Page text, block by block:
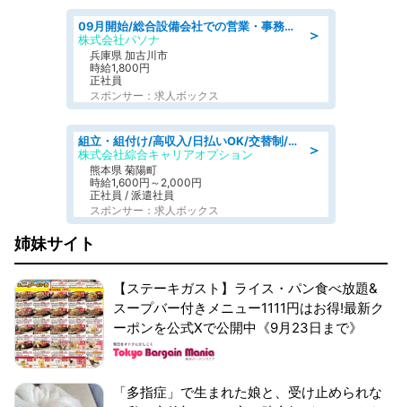
＞
09月開始/総合設備会社での営業・事務のお仕事/車通勤可/賞与あり/営業/営業事務
株式会社パソナ
兵庫県 加古川市
時給1,800円
正社員
スポンサー：求人ボックス
＞
組立・組付け/高収入/日払いOK/交替制/20・30・40代活躍中/製造 工場
株式会社綜合キャリアオプション
熊本県 菊陽町
時給1,600円～2,000円
正社員 / 派遣社員
スポンサー：求人ボックス
姉妹サイト
【ステーキガスト】ライス・パン食べ放題&
スープバー付きメニュー1111円はお得!最新ク
ーポンを公式Xで公開中《9月23日まで》
「多指症」で生まれた娘と、受け止められな